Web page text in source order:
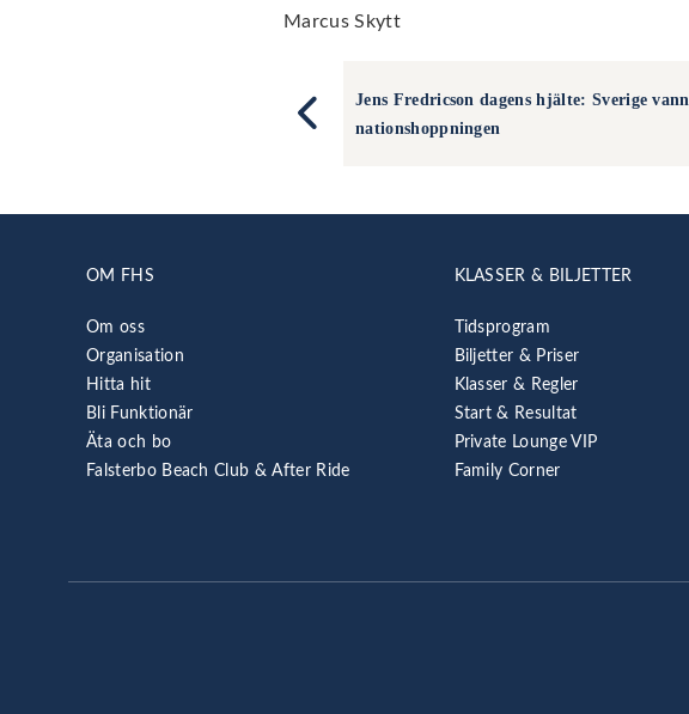
Marcus Skytt
Jens Fredricson dagens hjälte: Sverige vann
nationshoppningen
OM FHS
Om oss
Organisation
Hitta hit
Bli Funktionär
Äta och bo
Falsterbo Beach Club & After Ride
KLASSER & BILJETTER
Tidsprogram
Biljetter & Priser
Klasser & Regler
Start & Resultat
Private Lounge VIP
Family Corner